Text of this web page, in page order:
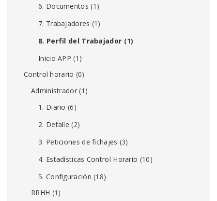
6. Documentos (1)
7. Trabajadores (1)
8. Perfil del Trabajador (1)
Inicio APP (1)
Control horario (0)
Administrador(1)
1. Diario (6)
2. Detalle (2)
3. Peticiones de fichajes (3)
4. Estadísticas Control Horario (10)
5. Configuración (18)
RRHH (1)